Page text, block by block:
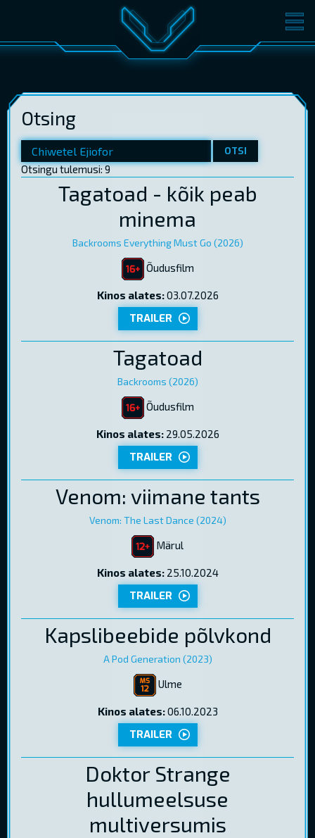
FILMID PILETID
KONVERENTS
KINKEKAARDID
Otsing
OTSI
Otsingu tulemusi: 9
Tagatoad - kõik peab
minema
Backrooms Everything Must Go (2026)
Õudusfilm
Kinos alates:03.07.2026
TRAILER
Tagatoad
Backrooms (2026)
Õudusfilm
Kinos alates:29.05.2026
TRAILER
Venom: viimane tants
Venom: The Last Dance (2024)
Märul
Kinos alates:25.10.2024
TRAILER
Kapslibeebide põlvkond
A Pod Generation (2023)
Ulme
Kinos alates:06.10.2023
TRAILER
Doktor Strange
hullumeelsuse
multiversumis